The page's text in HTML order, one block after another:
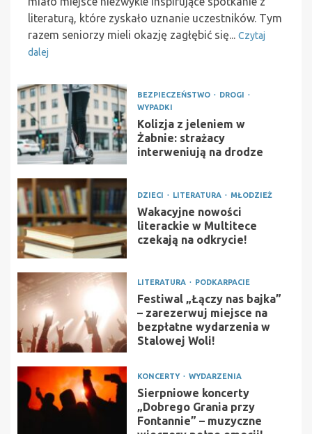
literaturą, które zyskało uznanie uczestników. Tym
razem seniorzy mieli okazję zagłębić się... Czytaj
dalej
BEZPIECZEŃSTWO
DROGI
WYPADKI
Kolizja z jeleniem w
Żabnie: strażacy
interweniują na drodze
DZIECI LITERATURA MŁODZIEŻ
Wakacyjne nowości
literackie w Multitece
czekają na odkrycie!
LITERATURA PODKARPACIE
Festiwal „Łączy nas bajka”
– zarezerwuj miejsce na
bezpłatne wydarzenia w
Stalowej Woli!
KONCERTY WYDARZENIA
Sierpniowe koncerty
„Dobrego Grania przy
Fontannie” – muzyczne